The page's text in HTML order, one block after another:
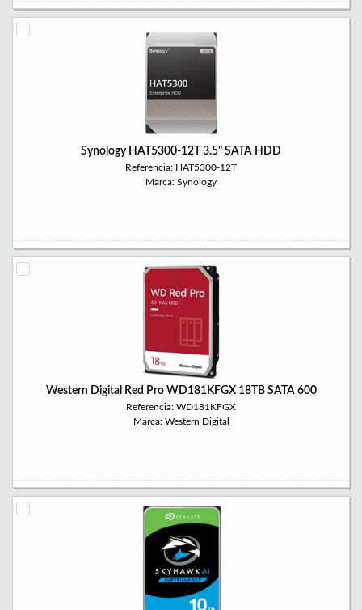
Synology HAT5300-12T 3.5" SATA HDD
Referencia: HAT5300-12T
Marca: Synology
Western Digital Red Pro WD181KFGX 18TB SATA 600
Referencia: WD181KFGX
Marca: Western Digital